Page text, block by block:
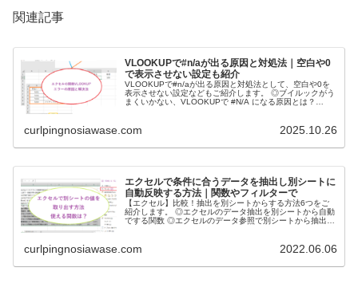
関連記事
VLOOKUPで#n/aが出る原因と対処法｜空白や0
で表示させない設定も紹介
VLOOKUPで#n/aが出る原因と対処法として、空白や0を
表示させない設定などもご紹介します。 ◎ブイルックがう
まくいかない、VLOOKUPで #N/A になる原因とは？
curlpingnosiawase.com 2025.10.26
エクセルで条件に合うデータを抽出し別シートに
自動反映する方法｜関数やフィルターで
【エクセル】比較！抽出を別シートからする方法6つをご
紹介します。 ◎エクセルのデータ抽出を別シートから自動
でする関数 ◎エクセルのデータ参照で別シートから抽出を
curlpingnosiawase.com 2022.06.06